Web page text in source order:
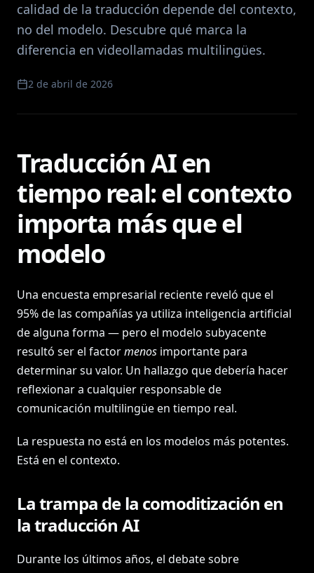
calidad de la traducción depende del contexto,
no del modelo. Descubre qué marca la
diferencia en videollamadas multilingües.
2 de abril de 2026
Traducción AI en
tiempo real: el contexto
importa más que el
modelo
Una encuesta empresarial reciente reveló que el
95% de las compañías ya utiliza inteligencia artificial
de alguna forma — pero el modelo subyacente
resultó ser el factormenos importante para
determinar su valor. Un hallazgo que debería hacer
reflexionar a cualquier responsable de
comunicación multilingüe en tiempo real.
La respuesta no está en los modelos más potentes.
Está en el contexto.
La trampa de la comoditización en
la traducción AI
Durante los últimos años, el debate sobre